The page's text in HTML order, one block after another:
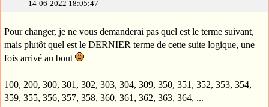
14-06-2022 18:05:47
Pour changer, je ne vous demanderai pas quel est le terme suivant,
mais plutôt quel est le DERNIER terme de cette suite logique, une
fois arrivé au bout
100, 200, 300, 301, 302, 303, 304, 309, 350, 351, 352, 353, 354,
359, 355, 356, 357, 358, 360, 361, 362, 363, 364, ...